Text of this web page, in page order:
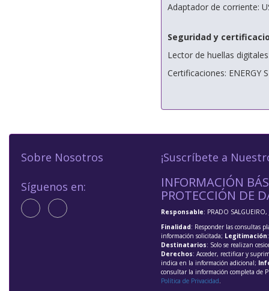
Adaptador de corriente:
Seguridad y
Lector de huellas
Certificaciones: ENERGY
Sobre Nosotros
Síguenos en:
¡Suscríbete a
INFORMACIÓN
PROTECCIÓN DE
Responsable: PRADO SALGUEIRO,
Finalidad: Responder las consultas
información solicitada; Legitimación
Destinatarios: Solo se realizan
Derechos: Acceder, rectificar y
indica en la información adicional;
consultar la información completa de
Política de Privacidad.